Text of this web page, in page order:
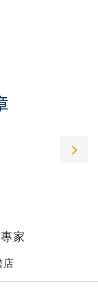
家
店